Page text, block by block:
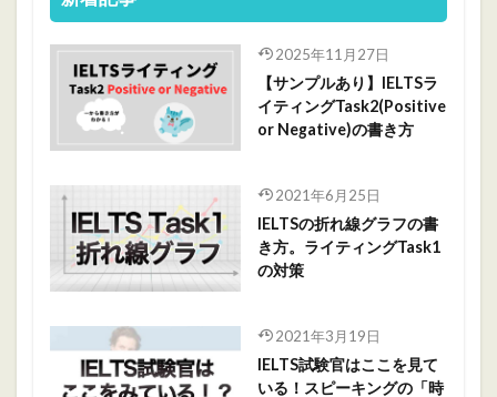
2025年11月27日
【サンプルあり】IELTSラ
イティングTask2(Positive
or Negative)の書き方
2021年6月25日
IELTSの折れ線グラフの書
き方。ライティングTask1
の対策
2021年3月19日
IELTS試験官はここを見て
いる！スピーキングの「時